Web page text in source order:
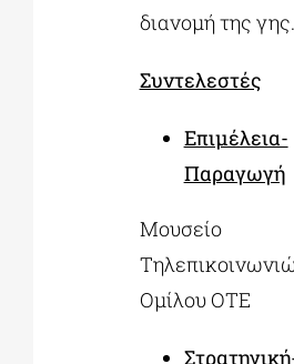
διανομή της γης.
Συντελεστές
Επιμέλεια-
Παραγωγή
Μουσείο
Ομίλου ΟΤΕ